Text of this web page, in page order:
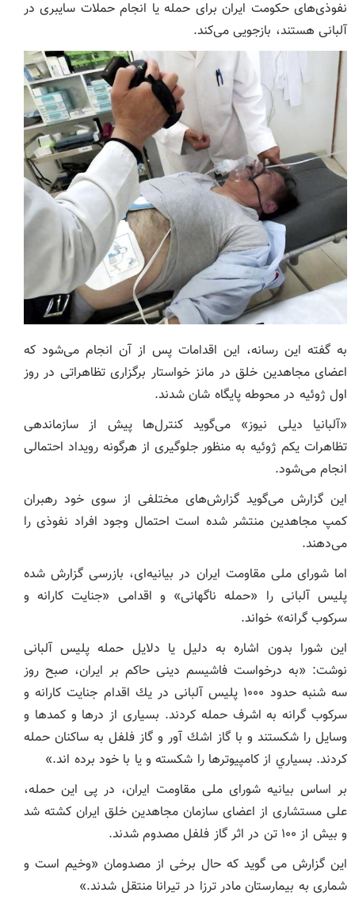
نفوذی‌های حکومت ایران برای حمله یا انجام حملات سایبری در
آلبانی هستند، بازجویی می‌کند.
به گفته این رسانه، این اقدامات پس از آن انجام می‌شود که
اعضای مجاهدین خلق در مانز خواستار برگزاری تظاهراتی در روز
اول ژوئیه در محوطه پایگاه شان شدند.
«آلبانیا دیلی نیوز» می‌گوید کنترل‌ها پیش از سازماندهی
تظاهرات یکم ژوئیه به منظور جلوگیری از هرگونه رویداد احتمالی
انجام می‌شود.
این گزارش می‌گوید گزارش‌های مختلفی از سوی خود رهبران
کمپ مجاهدین منتشر شده است احتمال وجود افراد نفوذی را
می‌دهند.
اما شورای ملی مقاومت ایران در بیانیه‌ای، بازرسی گزارش شده
پلیس آلبانی را «حمله ناگهانی» و اقدامی «جنایت کارانه و
سرکوب گرانه» خواند.
این شورا بدون اشاره به دلیل یا دلایل حمله پلیس آلبانی
نوشت: «به درخواست فاشيسم دينی حاكم بر ايران، صبح روز
سه شنبه حدود ۱۰۰۰ پليس آلبانی در يك اقدام جنايت كارانه و
سركوب گرانه به اشرف حمله كردند. بسياری از درها و كمدها و
وسايل را شكستند و با گاز اشك آور و گاز فلفل به ساكنان حمله
كردند. بسياري از كامپيوترها را شكسته و يا با خود برده اند.»
بر اساس بیانیه شورای ملی مقاومت ایران، در پی اين حمله،
علی مستشاری از اعضای سازمان مجاهدین خلق ایران کشته شد
و بيش از ۱۰۰ تن در اثر گاز فلفل مصدوم شدند.
این گزارش می گوید که حال برخی از مصدومان «وخيم است و
شماری به بيمارستان مادر ترزا در تيرانا منتقل شدند.»